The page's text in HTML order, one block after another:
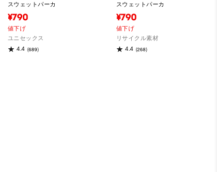
スウェットパーカ
¥790
値下げ
ユニセックス
4.4 (689)
スウェットパーカ
¥790
値下げ
リサイクル素材
4.4 (268)